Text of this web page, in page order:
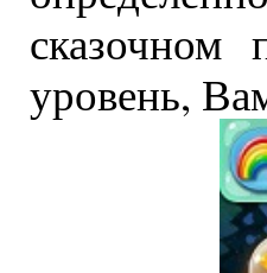
уровень,